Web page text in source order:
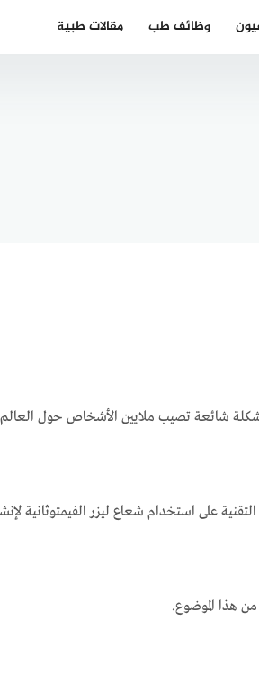
وظائف طب مقالات طبية
شائعة تصيب ملايين الأشخاص حول
على استخدام شعاع ليزر الفيمتوثانية
من هذا الموضوع.